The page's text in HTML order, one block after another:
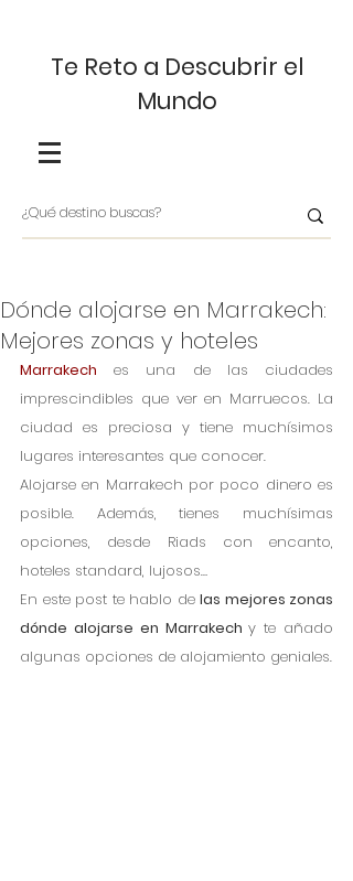
Te Reto a Descubrir el
Mundo
Dónde alojarse en Marrakech:
Mejores zonas y hoteles
Marrakech es una de las ciudades
imprescindibles que ver en Marruecos. La
ciudad es preciosa y tiene muchísimos
lugares interesantes que conocer.
Alojarse en Marrakech por poco dinero es
posible. Además, tienes muchísimas
opciones, desde Riads con encanto,
hoteles standard, lujosos…
En este post te hablo de las mejores zonas
dónde alojarse en Marrakech y te añado